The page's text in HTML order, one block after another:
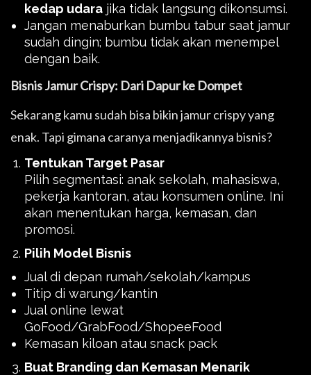
kedap udara jika tidak langsung dikonsumsi.
Jangan menaburkan bumbu tabur saat jamur
sudah dingin; bumbu tidak akan menempel
dengan baik.
Bisnis Jamur Crispy: Dari Dapur ke Dompet
Sekarang kamu sudah bisa bikin jamur crispy yang
enak. Tapi gimana caranya menjadikannya bisnis?
Tentukan Target Pasar
Pilih segmentasi: anak sekolah, mahasiswa,
pekerja kantoran, atau konsumen online. Ini
akan menentukan harga, kemasan, dan
promosi.
Pilih Model Bisnis
Jual di depan rumah/sekolah/kampus
Titip di warung/kantin
Jual online lewat
GoFood/GrabFood/ShopeeFood
Kemasan kiloan atau snack pack
Buat Branding dan Kemasan Menarik